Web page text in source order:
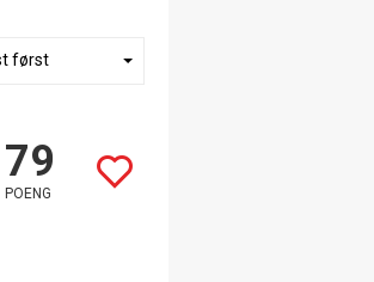
79
POENG